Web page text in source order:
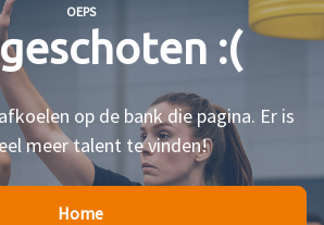
OEPS
:(
op de bank die pagina. Er is
meer talent te vinden!
Home